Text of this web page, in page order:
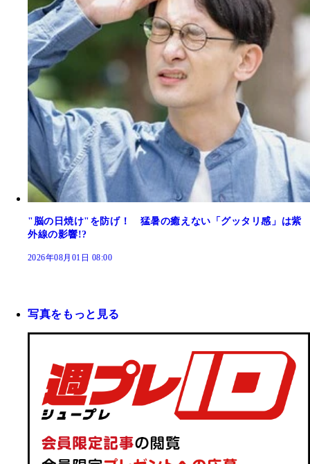
"脳の日焼け"を防げ！ 猛暑の癒えない「グッタリ感」は紫
外線の影響!?
2026年08月01日 08:00
写真をもっと見る